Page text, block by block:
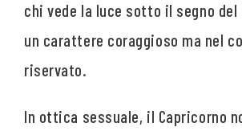
chi vede la luce sotto il segno del
un carattere coraggioso ma nel
riservato.
In ottica sessuale, il Capricorno